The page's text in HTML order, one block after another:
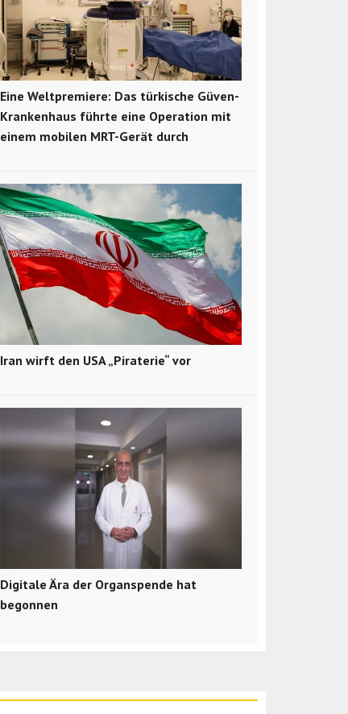
Eine Weltpremiere: Das türkische Güven-
Krankenhaus führte eine Operation mit
einem mobilen MRT-Gerät durch
Iran wirft den USA „Piraterie“ vor
Digitale Ära der Organspende hat
begonnen